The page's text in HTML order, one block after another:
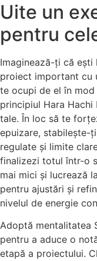
Uite un
pentru
Imaginează-ți că
proiect important cu
te ocupi de el în
principiul Hara Hachi
tale. În loc să te
epuizare, stabilește-
regulate și limite
finalizezi totul într-o
mai mici și lucrează
pentru ajustări și
nivelul de energie
Adoptă mentalitatea
pentru a aduce o
etapă a proiectului.